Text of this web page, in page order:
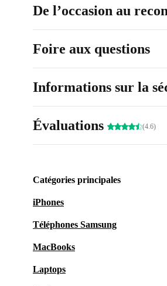
De l’occasion au
Foire aux questions
Informations sur la
Évaluations (4.6)
Catégories principales
iPhones
Téléphones Samsung
MacBooks
Laptops